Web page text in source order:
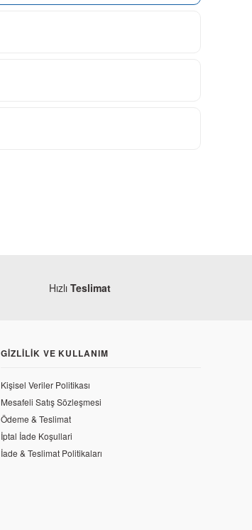
Hızlı Teslimat
GIZLILIK VE KULLANIM
Kişisel Veriler Politikası
Mesafeli Satış Sözleşmesi
Ödeme & Teslimat
İptal İade Koşullari
İade & Teslimat Politikaları